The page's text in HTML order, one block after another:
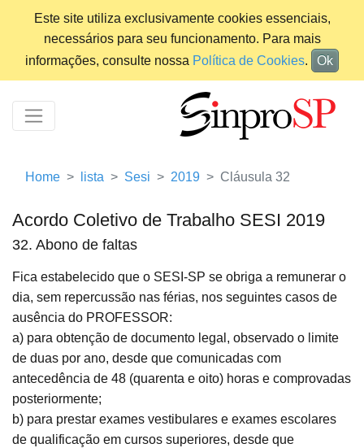
Este site utiliza exclusivamente cookies essenciais,
necessários para seu funcionamento. Para mais
informações, consulte nossa Política de Cookies. Ok
Home lista Sesi 2019 Cláusula 32
Acordo Coletivo de Trabalho SESI 2019
32. Abono de faltas
Fica estabelecido que o SESI-SP se obriga a remunerar o
dia, sem repercussão nas férias, nos seguintes casos de
ausência do PROFESSOR:
a) para obtenção de documento legal, observado o limite
de duas por ano, desde que comunicadas com
antecedência de 48 (quarenta e oito) horas e comprovadas
posteriormente;
b) para prestar exames vestibulares e exames escolares
de qualificação em cursos superiores, desde que